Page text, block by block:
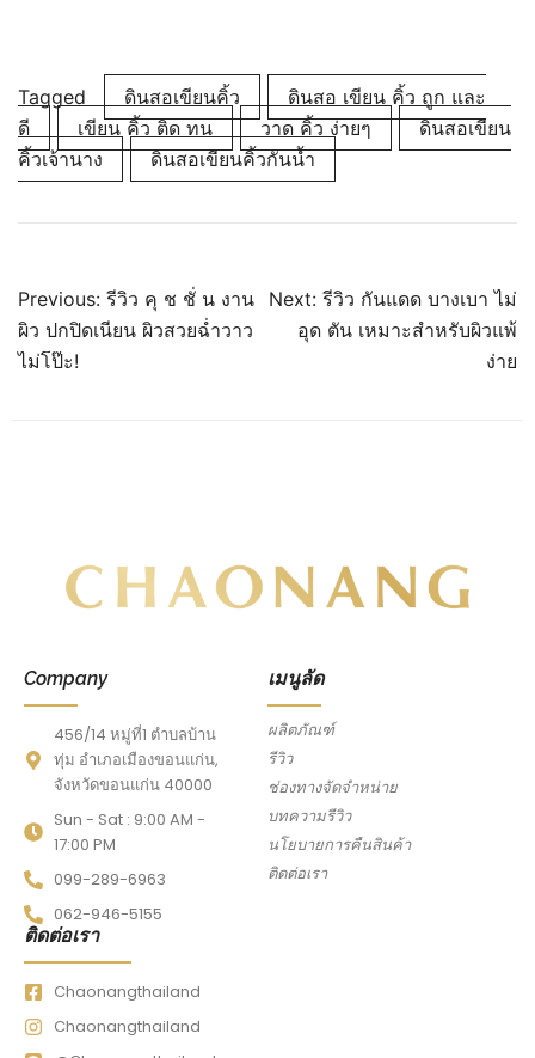
Tagged ดินสอเขียนคิ้ว
ดินสอ เขียน คิ้ว ถูก และ
ดี
เขียน คิ้ว ติด ทน วาด คิ้ว ง่ายๆ
ดินสอเขียน
คิ้วเจ้านาง
ดินสอเขียนคิ้วกันน้ำ
Previous: รีวิว คุ ช ชั่ น งาน
ผิว ปกปิดเนียน ผิวสวยฉ่ำวาว
ไม่โป๊ะ!
Next: รีวิว กันแดด บางเบา ไม่
อุด ตัน เหมาะสำหรับผิวแพ้
ง่าย
Company
456/14 หมู่ที่1 ตำบลบ้าน
ทุ่ม อำเภอเมืองขอนแก่น,
จังหวัดขอนแก่น 40000
Sun - Sat : 9:00 AM -
17:00 PM
099-289-6963
062-946-5155
เมนูลัด
ผลิตภัณฑ์
รีวิว
ช่องทางจัดจำหน่าย
บทความรีวิว
นโยบายการคืนสินค้า
ติดต่อเรา
ติดต่อเรา
Chaonangthailand
Chaonangthailand